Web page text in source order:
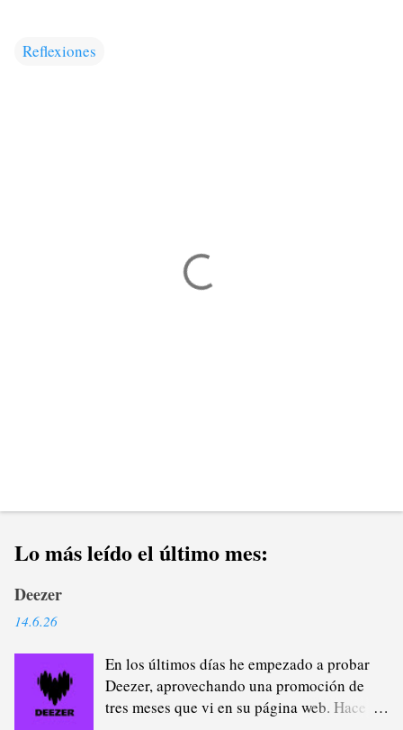
Reflexiones
Lo más leído el último mes:
Deezer
14.6.26
En los últimos días he empezado a probar
Deezer, aprovechando una promoción de
tres meses que vi en su página web. Hace